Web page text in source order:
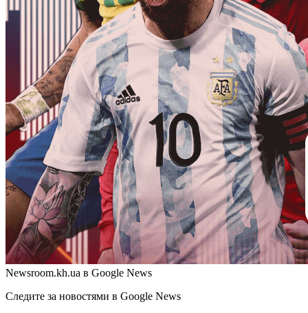
Newsroom.kh.ua в Google News
Следите за новостями в Google News